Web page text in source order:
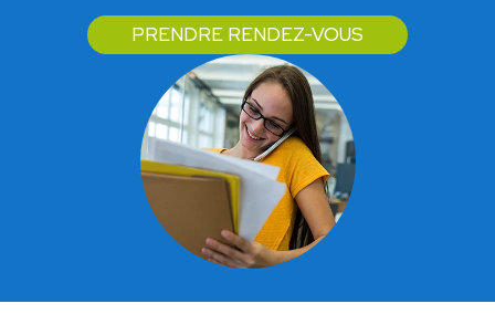
PRENDRE RENDEZ-VOUS